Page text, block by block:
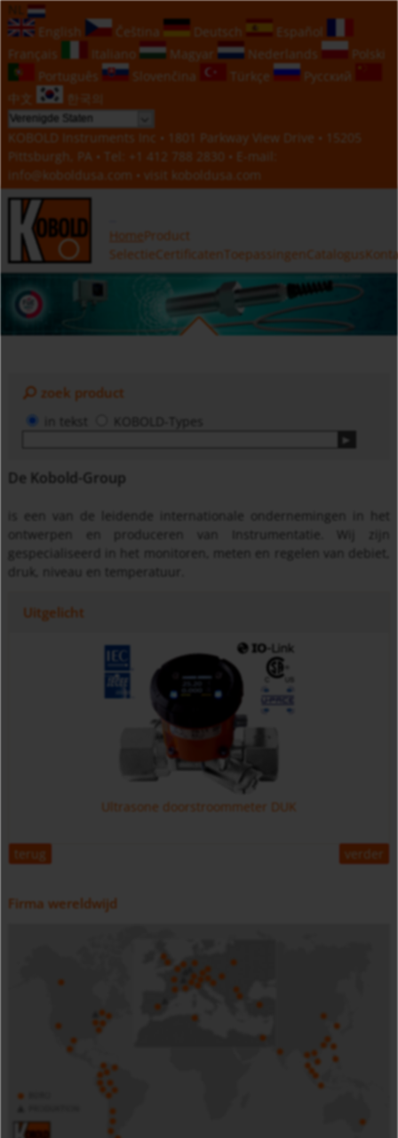
NL
English
Čeština Deutsch
Español
Français
Italiano Magyar Nederlands
Polski
Português
Slovenčina Türkçe
Русский
中文
한국의
KOBOLD Instruments Inc • 1801 Parkway View Drive • 15205
Pittsburgh, PA • Tel:
+1 412 788 2830 • E-mail:
info@koboldusa.com • visit koboldusa.com
HomeProduct
SelectieCertificaten Toepassingen Catalogus
zoek product
in tekst KOBOLD-Types
De Kobold-Group
is een van de leidende internationale ondernemingen in het
ontwerpen en produceren van Instrumentatie. Wij zijn
gespecialiseerd in het monitoren, meten en regelen van debiet,
druk, niveau en temperatuur.
Uitgelicht
Ultrasone doorstroommeter DUK
Digitale manometer batterijvoeding MAN-SC
verder
terug
Firma wereldwijd